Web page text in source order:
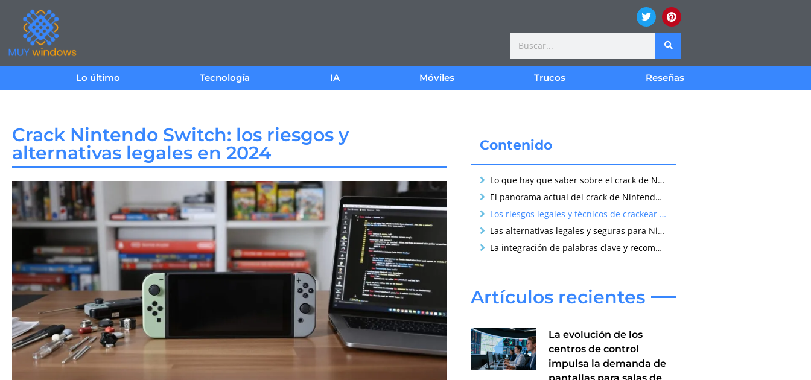
Lo último Tecnología IA Móviles Trucos Reseñas
Crack Nintendo Switch: los riesgos y
alternativas legales en 2024
Contenido
Lo que hay que saber sobre el crack de Nintendo Switch en 2024
El panorama actual del crack de Nintendo Switch en 2024
Los riesgos legales y técnicos de crackear una Nintendo Switch
Las alternativas legales y seguras para Nintendo Switch en 2024
La integración de palabras clave y recomendaciones de búsqueda
Artículos recientes
La evolución de los
centros de control
impulsa la demanda de
pantallas para salas de